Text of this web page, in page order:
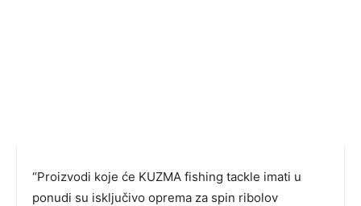
“Proizvodi koje će KUZMA fishing tackle imati u
ponudi su isključivo oprema za spin ribolov